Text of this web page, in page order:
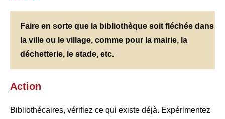
Faire en sorte que la bibliothèque soit fléchée dans
la ville ou le village, comme pour la mairie, la
déchetterie, le stade, etc.
Action
Bibliothécaires, vérifiez ce qui existe déjà. Expérimentez